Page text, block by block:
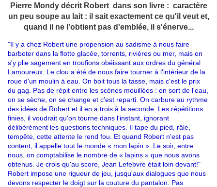
Pierre Mondy décrit Robert dans son livre : caractère
un peu soupe au lait : il sait exactement ce qu'il veut et,
quand il ne l'obtient pas d'emblée, il s'énerve...
"Il y a chez Robert une propension au sadisme à nous faire
barboter dans la flotte glacée, torrents, rivières ou mer, mais on
s'y plie sagement en troufions obéissant aux ordres du général
Lamoureux. Le clou a été de nous faire tourner à l'intérieur de la
roue d'un moulin à eau. On boit tous la tasse, mais c'est le prix
du gag. Pas de répit entre les scènes mouillées : on sort de l'eau,
on se sèche, on se change et c'est reparti. On carbure au rythme
des idées de Robert et il en a trois à la seconde. Les répétitions
finies, il voudrait qu'on tourne dans l'instant, ignorant
délibérément les questions techniques. Il tape du pied, râle,
tempête, cette attente le rend fou. Et quand Robert n'est pas
content, il appelle tout le monde « mon lapin ». Le soir, entre
nous, on comptabilise le nombre de « lapins » que nous avons
obtenus. Je crois qu'au score, Jean Lefebvre était loin devant!"
Robert impose une rigueur de jeu, jusqu'aux dialogues que nous
devons respecter le doigt sur la couture du pantalon. Pas